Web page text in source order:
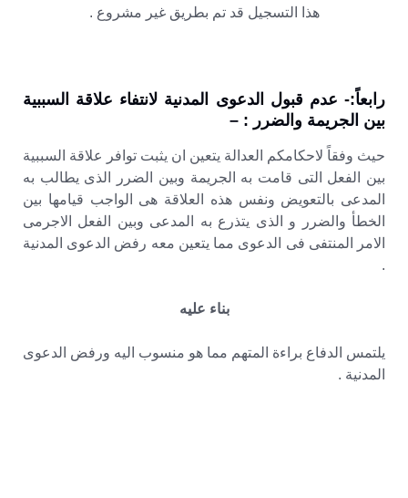
هذا التسجيل قد تم بطريق غير مشروع .
رابعاً:- عدم قبول الدعوى المدنية لانتفاء علاقة السببية
بين الجريمة والضرر : –
حيث وفقاً لاحكامكم العدالة يتعين ان يثبت توافر علاقة السببية
بين الفعل التى قامت به الجريمة وبين الضرر الذى يطالب به
المدعى بالتعويض ونفس هذه العلاقة هى الواجب قيامها بين
الخطأ والضرر و الذى يتذرع به المدعى وبين الفعل الاجرمى
الامر المنتفى فى الدعوى مما يتعين معه رفض الدعوى المدنية
.
بناء عليه
يلتمس الدفاع براءة المتهم مما هو منسوب اليه ورفض الدعوى
المدنية .